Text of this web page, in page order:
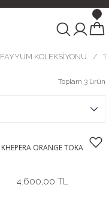
FAYYUM KOLEKSİYONU
Toplam 3 ürün
KHEPERA ORANGE TOKA
4.600,00 TL